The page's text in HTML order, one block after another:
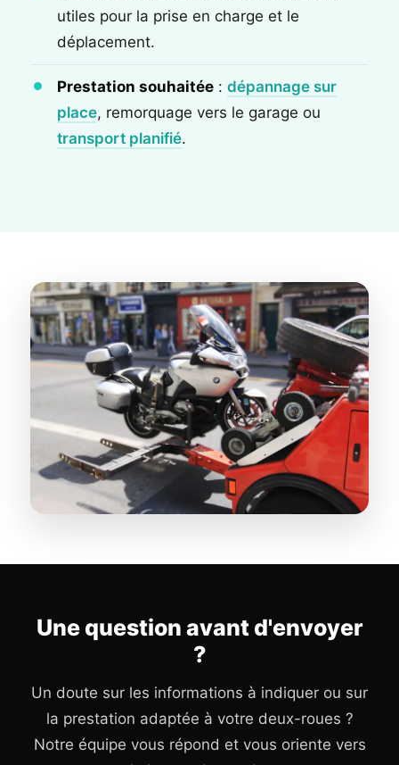
utiles pour la prise en charge et le
déplacement.
Prestation souhaitée : dépannage sur
place, remorquage vers le garage ou
transport planifié.
Une question avant d'envoyer
?
Un doute sur les informations à indiquer ou sur
la prestation adaptée à votre deux-roues ?
Notre équipe vous répond et vous oriente vers